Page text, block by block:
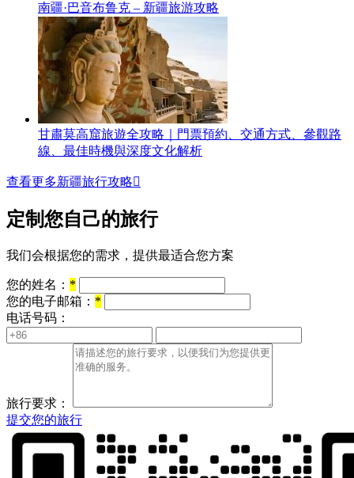
南疆·巴音布鲁克 – 新疆旅游攻略
甘肅莫高窟旅遊全攻略｜門票預約、交通方式、參觀路
線、最佳時機與深度文化解析
查看更多新疆旅行攻略
定制您自己的旅行
我们会根据您的需求，提供最适合您方案
您的姓名： *
您的电子邮箱： *
电话号码：
旅行要求：
提交您的旅行